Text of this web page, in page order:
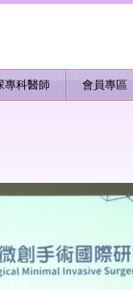
專科醫師 會員專區